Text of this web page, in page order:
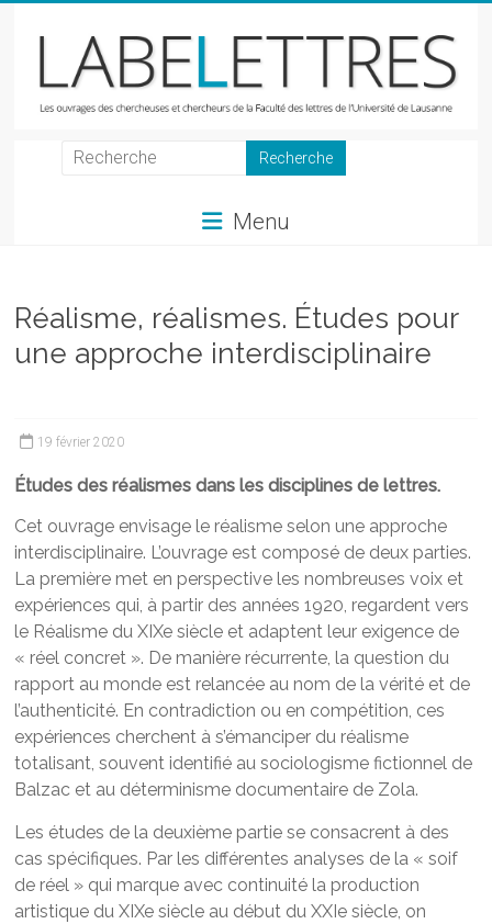
LabeLettres
et
chercheurs
de
des
Menu
Réalisme, réalismes. Études pour
une approche interdisciplinaire
19 février 2020
Études des réalismes dans les disciplines de lettres.
Cet ouvrage envisage le réalisme selon une approche
interdisciplinaire. L’ouvrage est composé de deux parties.
La première met en perspective les nombreuses voix et
expériences qui, à partir des années 1920, regardent vers
le Réalisme du XIXe siècle et adaptent leur exigence de
« réel concret ». De manière récurrente, la question du
rapport au monde est relancée au nom de la vérité et de
l’authenticité. En contradiction ou en compétition, ces
expériences cherchent à s’émanciper du réalisme
totalisant, souvent identifié au sociologisme fictionnel de
Balzac et au déterminisme documentaire de Zola.
Les études de la deuxième partie se consacrent à des
cas spécifiques. Par les différentes analyses de la « soif
de réel » qui marque avec continuité la production
artistique du XIXe siècle au début du XXIe siècle, on